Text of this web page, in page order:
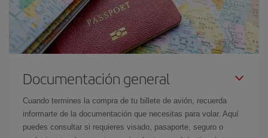
Documentación general
Cuando termines la compra de tu billete de avión, recuerda
informarte de la documentación que necesitas para volar. Aquí
puedes consultar si requieres visado, pasaporte, seguro o